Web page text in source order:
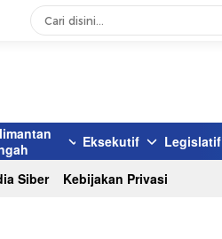
Eksekutif Legislatif
Siber Kebijakan Privasi